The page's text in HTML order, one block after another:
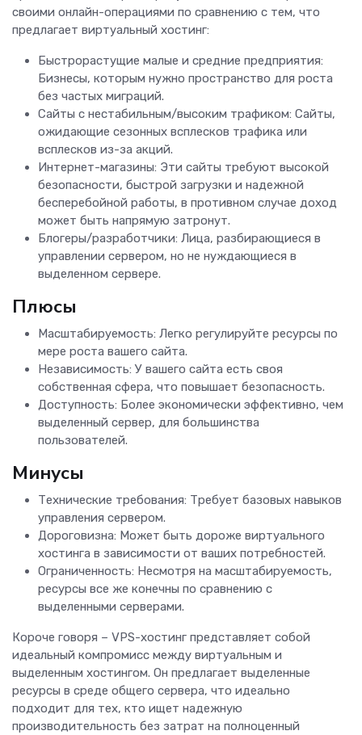
своими онлайн-операциями по сравнению с тем, что
предлагает виртуальный хостинг:
Быстрорастущие малые и средние предприятия:
Бизнесы, которым нужно пространство для роста
без частых миграций.
Сайты с нестабильным/высоким трафиком: Сайты,
ожидающие сезонных всплесков трафика или
всплесков из-за акций.
Интернет-магазины: Эти сайты требуют высокой
безопасности, быстрой загрузки и надежной
бесперебойной работы, в противном случае доход
может быть напрямую затронут.
Блогеры/разработчики: Лица, разбирающиеся в
управлении сервером, но не нуждающиеся в
выделенном сервере.
Плюсы
Масштабируемость: Легко регулируйте ресурсы по
мере роста вашего сайта.
Независимость: У вашего сайта есть своя
собственная сфера, что повышает безопасность.
Доступность: Более экономически эффективно, чем
выделенный сервер, для большинства
пользователей.
Минусы
Технические требования: Требует базовых навыков
управления сервером.
Дороговизна: Может быть дороже виртуального
хостинга в зависимости от ваших потребностей.
Ограниченность: Несмотря на масштабируемость,
ресурсы все же конечны по сравнению с
выделенными серверами.
Короче говоря – VPS-хостинг представляет собой
идеальный компромисс между виртуальным и
выделенным хостингом. Он предлагает выделенные
ресурсы в среде общего сервера, что идеально
подходит для тех, кто ищет надежную
производительность без затрат на полноценный